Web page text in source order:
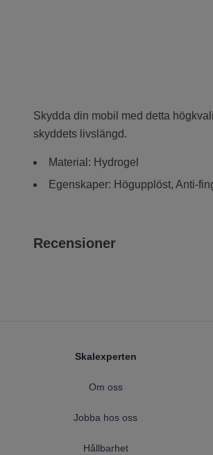
Skydda din mobil med detta
skyddets livslängd.
Material: Hydrogel
Egenskaper: Högupplöst, Anti-
Recensioner
Skalexperten
Om oss
Jobba hos oss
Hållbarhet